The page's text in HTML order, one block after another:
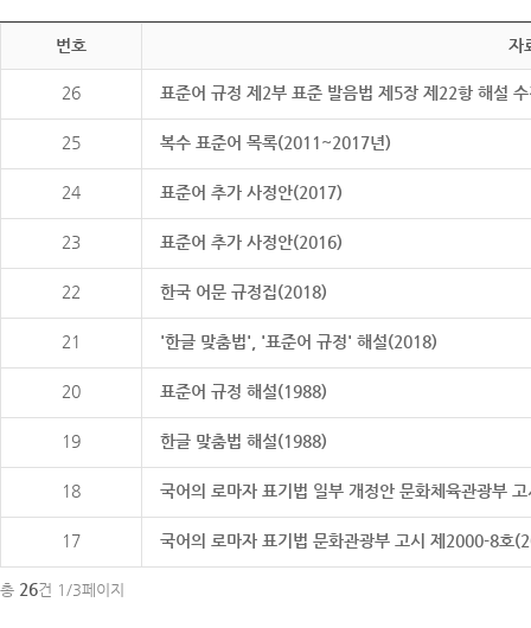
번호 자
26 표준어 규정 제2부 표준 발음법 제5장 제22항 해설
25 복수 표준어 목록(2011~2017년)
24 표준어 추가 사정안(2017)
23 표준어 추가 사정안(2016)
22 한국 어문 규정집(2018)
21 '한글 맞춤법', '표준어 규정' 해설(2018)
20 표준어 규정 해설(1988)
19 한글 맞춤법 해설(1988)
18 국어의 로마자 표기법 일부 개정안 문화체육관광부
17 국어의 로마자 표기법 문화관광부 고시 제2000-8호
총 26건 1/3페이지